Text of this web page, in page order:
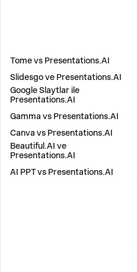
Tome vs Presentations.AI
Slidesgo ve Presentations.AI
Google Slaytlar ile
Presentations.AI
Gamma vs Presentations.AI
Canva vs Presentations.AI
Beautiful.AI ve
Presentations.AI
AI PPT vs Presentations.AI